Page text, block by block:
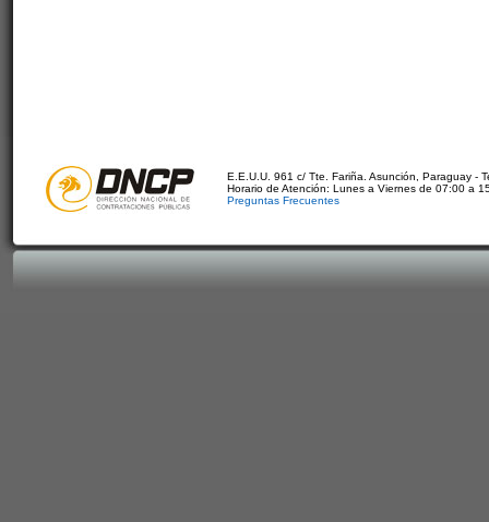
E.E.U.U. 961 c/ Tte. Fariña. Asunción, Paraguay -
Horario de Atención: Lunes a Viernes de 07:00 a
Preguntas Frecuentes